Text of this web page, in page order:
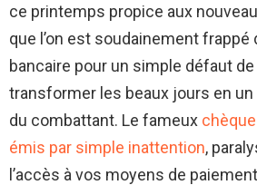
ce printemps propice aux
que l’on est soudainement frappé
bancaire pour un simple défaut
transformer les beaux jours en
du combattant. Le fameux
émis par simple inattention,
l’accès à vos moyens de